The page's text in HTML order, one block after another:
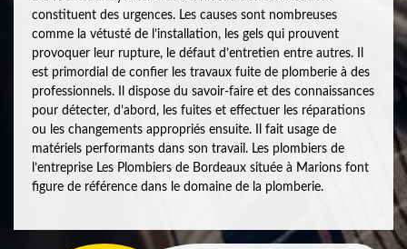
constituent des urgences. Les causes sont nombreuses
comme la vétusté de l’installation, les gels qui prouvent
provoquer leur rupture, le défaut d’entretien entre autres. Il
est primordial de confier les travaux fuite de plomberie à des
professionnels. Il dispose du savoir-faire et des connaissances
pour détecter, d’abord, les fuites et effectuer les réparations
ou les changements appropriés ensuite. Il fait usage de
matériels performants dans son travail. Les plombiers de
l’entreprise Les Plombiers de Bordeaux située à Marions font
figure de référence dans le domaine de la plomberie.